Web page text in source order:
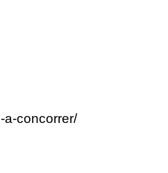
a-concorrer/